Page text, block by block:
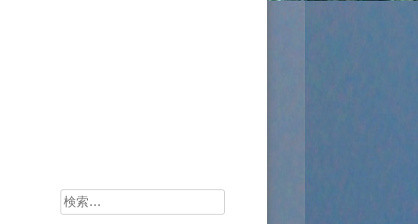
検
索: